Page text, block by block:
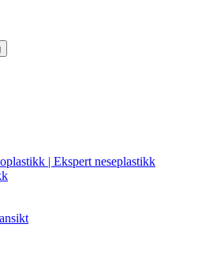
| Ekspert neseplastikk